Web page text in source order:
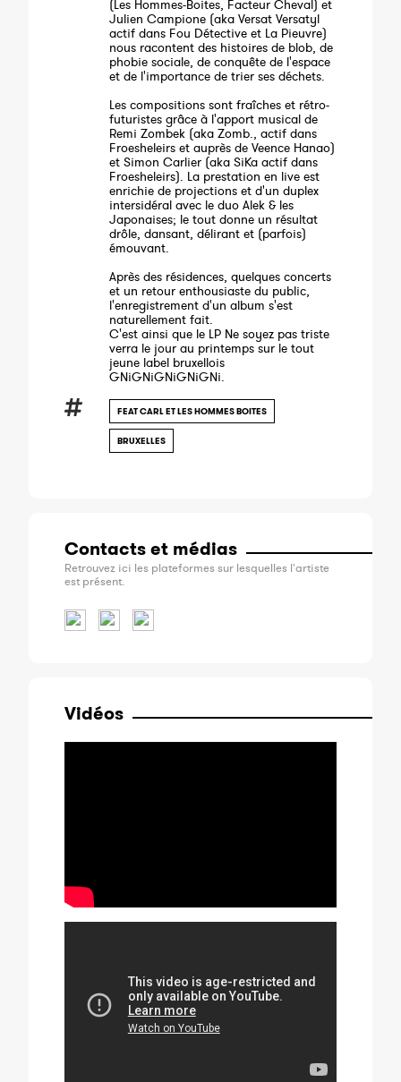
(Les Hommes-Boites, Facteur Cheval) et
Julien Campione (aka Versat Versatyl
actif dans Fou Détective et La Pieuvre)
nous racontent des histoires de blob, de
phobie sociale, de conquête de l'espace
et de l'importance de trier ses déchets.
Les compositions sont fraîches et rétro-
futuristes grâce à l'apport musical de
Remi Zombek (aka Zomb., actif dans
Froesheleirs et auprès de Veence Hanao)
et Simon Carlier (aka SiKa actif dans
Froesheleirs). La prestation en live est
enrichie de projections et d'un duplex
intersidéral avec le duo Alek & les
Japonaises; le tout donne un résultat
drôle, dansant, délirant et (parfois)
émouvant.
Après des résidences, quelques concerts
et un retour enthousiaste du public,
l'enregistrement d'un album s'est
naturellement fait.
C'est ainsi que le LP Ne soyez pas triste
verra le jour au printemps sur le tout
jeune label bruxellois
GNiGNiGNiGNiGNi.
FEAT CARL ET LES HOMMES BOITES
BRUXELLES
Contacts et médias
Retrouvez ici les plateformes sur lesquelles l'artiste
est présent.
Vidéos